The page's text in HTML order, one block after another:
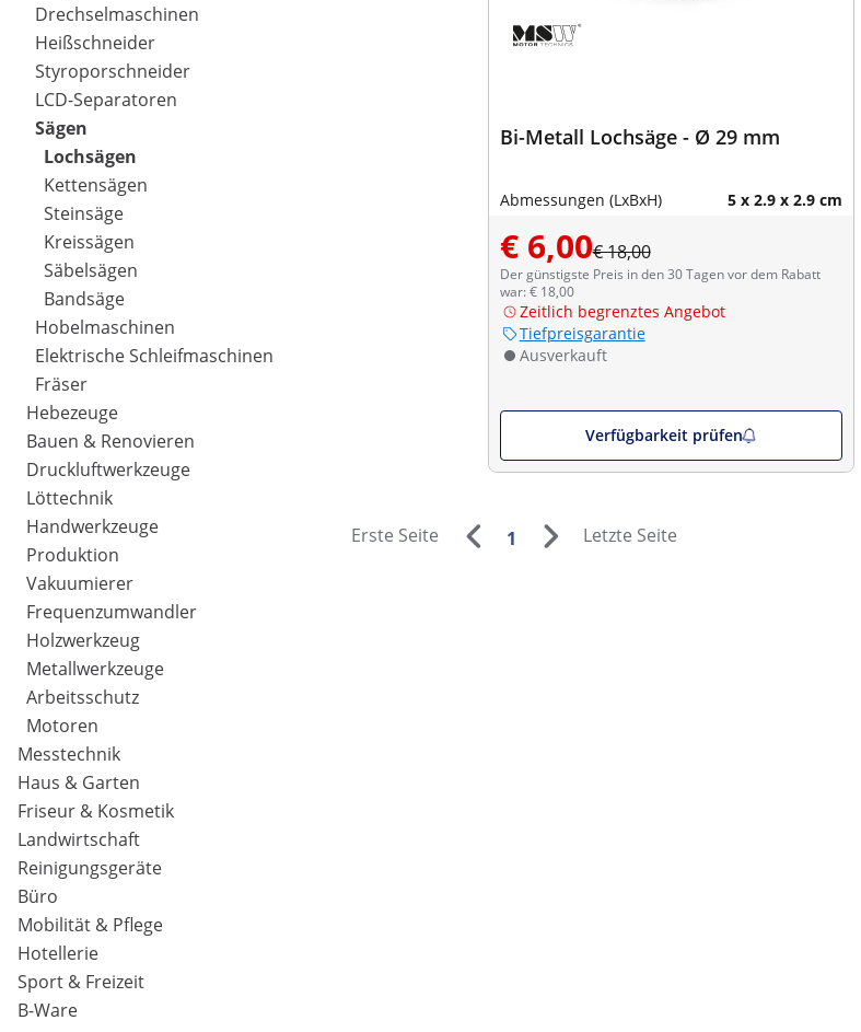
Drechselmaschinen
Heißschneider
Styroporschneider
LCD-Separatoren
Sägen
Lochsägen
Kettensägen
Steinsäge
Kreissägen
Säbelsägen
Bandsäge
Hobelmaschinen
Elektrische Schleifmaschinen
Fräser
Hebezeuge
Bauen & Renovieren
Druckluftwerkzeuge
Löttechnik
Handwerkzeuge
Produktion
Vakuumierer
Frequenzumwandler
Holzwerkzeug
Metallwerkzeuge
Arbeitsschutz
Motoren
Messtechnik
Haus & Garten
Friseur & Kosmetik
Landwirtschaft
Reinigungsgeräte
Büro
Mobilität & Pflege
Hotellerie
Sport & Freizeit
B-Ware
Bi-Metall Lochsäge - Ø 29 mm
Abmessungen (LxBxH) 5 x 2.9 x 2.9 cm
€ 6,00€ 18,00
Der günstigste Preis in den 30 Tagen vor dem Rabatt
war: € 18,00
Zeitlich begrenztes Angebot
Tiefpreisgarantie
Ausverkauft
Verfügbarkeit prüfen
Erste Seite 1 Letzte Seite